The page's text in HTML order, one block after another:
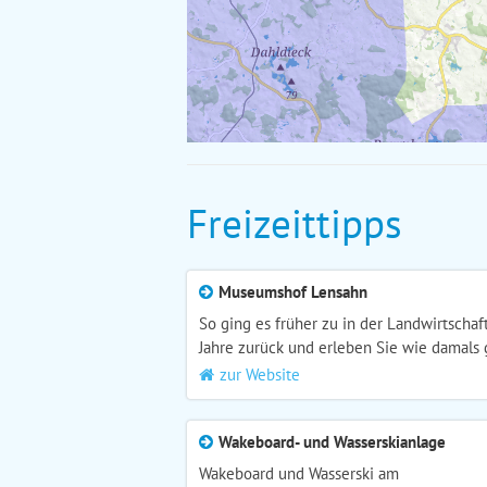
Freizeittipps
Museumshof Lensahn
So ging es früher zu in der
Jahre zurück und erleben Sie wie
zur Website
Wakeboard- und Wasserskianlage
Wakeboard und Wasserski am